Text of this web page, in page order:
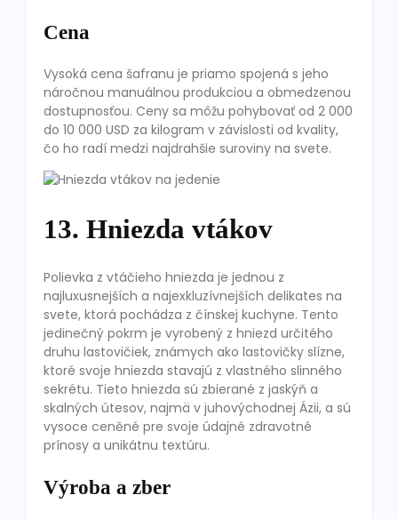
Cena
Vysoká cena šafranu je priamo spojená s jeho
náročnou manuálnou produkciou a obmedzenou
dostupnosťou. Ceny sa môžu pohybovať od 2 000
do 10 000 USD za kilogram v závislosti od kvality,
čo ho radí medzi najdrahšie suroviny na svete.
13. Hniezda vtákov
Polievka z vtáčieho hniezda je jednou z
najluxusnejších a najexkluzívnejších delikates na
svete, ktorá pochádza z čínskej kuchyne. Tento
jedinečný pokrm je vyrobený z hniezd určitého
druhu lastovičiek, známych ako lastovičky slízne,
ktoré svoje hniezda stavajú z vlastného slinného
sekrétu. Tieto hniezda sú zbierané z jaskýň a
skalných útesov, najmä v juhovýchodnej Ázii, a sú
vysoce ceněné pre svoje údajné zdravotné
prínosy a unikátnu textúru.
Výroba a zber